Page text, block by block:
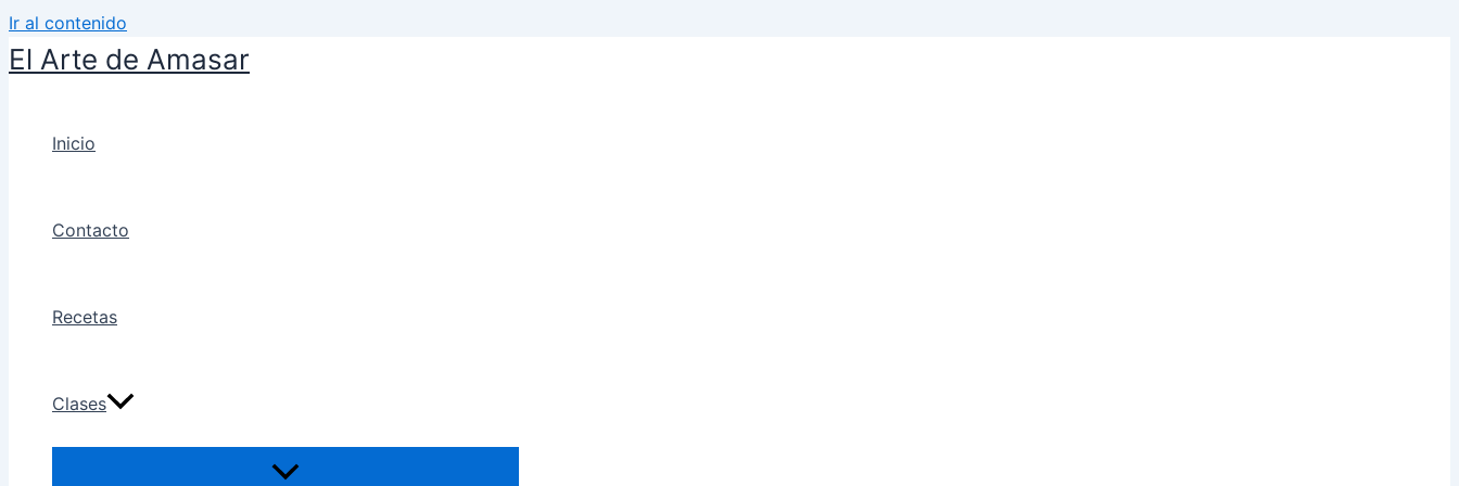
Ir al contenido
El Arte de Amasar
Inicio
Contacto
Recetas
Clases